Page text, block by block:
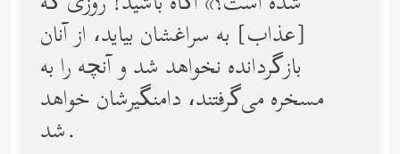
[عذاب] به سراغشان بیاید، از آنان
بازگردانده نخواهد شد و آنچه را به
مسخره می‌گرفتند، دامنگیرشان خواهد
شد.